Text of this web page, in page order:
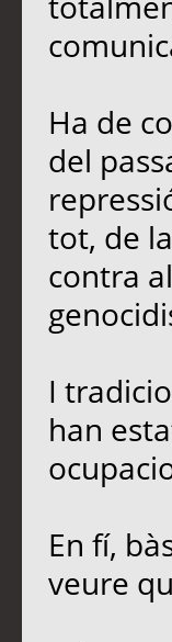
Ha de
del
tot, de
contra
I
han
En fí,
veure